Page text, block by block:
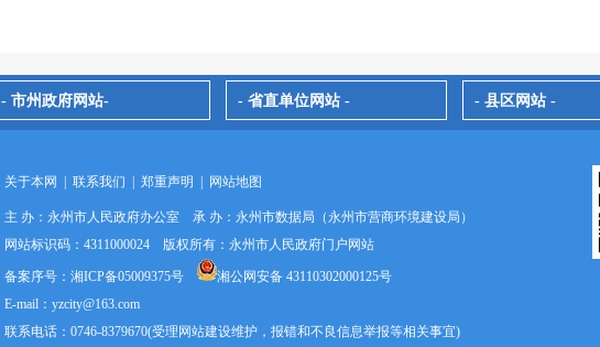
- 市州政府网站- - 省直单位网站 - - 县区网站 -
关于本网 联系我们 郑重声明 网站地图
主 办：永州市人民政府办公室 承 办：永州市数据局（永州市营商环境建设局）
网站标识码：4311000024 版权所有：永州市人民政府门户网站
备案序号：湘ICP备05009375号
湘公网安备 43110302000125号
E-mail：yzcity@163.com
联系电话：0746-8379670(受理网站建设维护，报错和不良信息举报等相关事宜)